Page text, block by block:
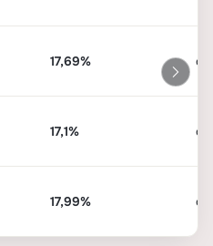
17,69%
17,1%
17,99%